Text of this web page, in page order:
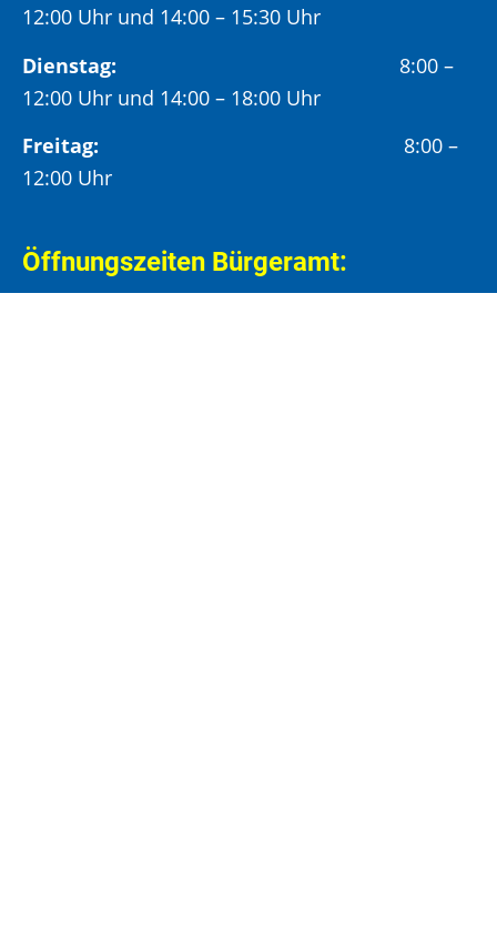
12:00 Uhr und 14:00 – 15:30 Uhr
Dienstag: 8:00 –
12:00 Uhr und 14:00 – 18:00 Uhr
Freitag:
8:00 –
12:00 Uhr
Öffnungszeiten Bürgeramt: